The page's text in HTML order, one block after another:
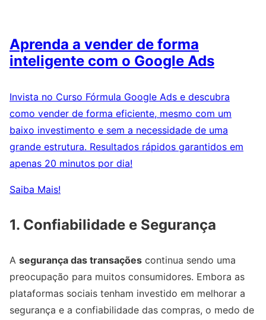
Aprenda a vender de forma
inteligente com o Google Ads
Invista no Curso Fórmula Google Ads e descubra
como vender de forma eficiente, mesmo com um
baixo investimento e sem a necessidade de uma
grande estrutura. Resultados rápidos garantidos em
apenas 20 minutos por dia!
Saiba Mais!
1. Confiabilidade e Segurança
A segurança das transações continua sendo uma
preocupação para muitos consumidores. Embora as
plataformas sociais tenham investido em melhorar a
segurança e a confiabilidade das compras, o medo de